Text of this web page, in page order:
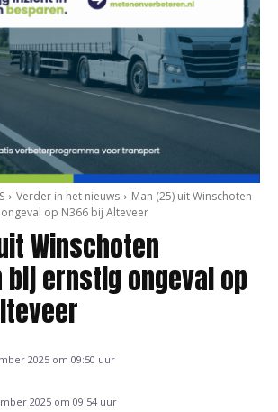
Verder in het nieuws
Man (25) uit Winschoten
op N366 bij Alteveer
Winschoten
bij ernstig ongeval op
2025 om 09:50 uur
2025 om 09:54 uur